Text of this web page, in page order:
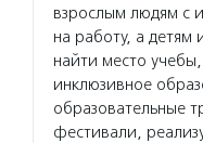
взрослым людям с
на работу, а детям
найти место
инклюзивное
образовательные
фестивали,